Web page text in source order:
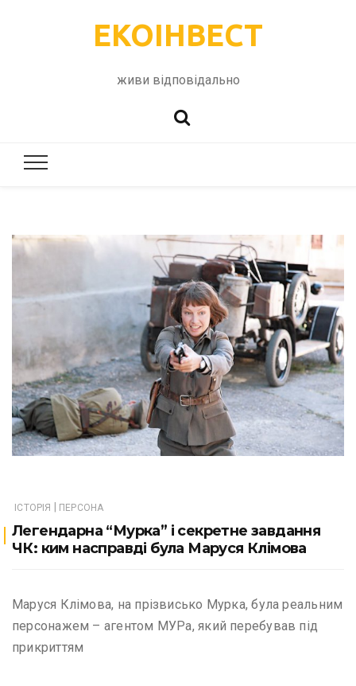
ЕКОІНВЕСТ
живи відповідально
ІСТОРІЯ ПЕРСОНА
Легендарна “Мурка” і секретне завдання
ЧК: ким насправді була Маруся Клімова
Маруся Клімова, на прізвисько Мурка, була реальним
персонажем – агентом МУРа, який перебував під
прикриттям